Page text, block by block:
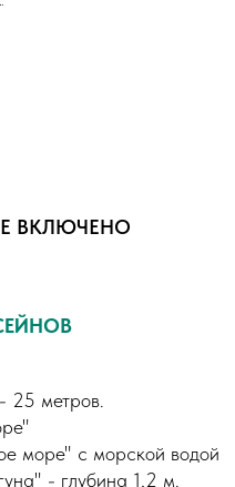
ВКЛЮЧЕНО